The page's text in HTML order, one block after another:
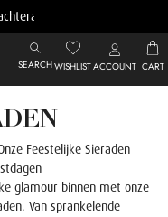
SEARCHWISHLISTACCOUNT CART
Feestelijke Sieraden
glamour binnen met onze
Van sprankelende